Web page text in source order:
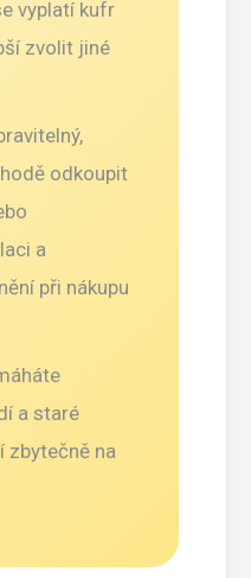
vyplatí kufr
zvolit jiné
odkoupit
a
při nákupu
a staré
zbytečně na